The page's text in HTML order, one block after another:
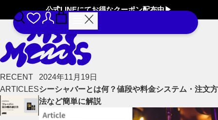
公式LINEにてお得なクーポン配布中▶︎
RECENT
ARTICLES
2024年11月19日
シーシャバーとは何？値段や料金システム・注文方
法など簡単に解説